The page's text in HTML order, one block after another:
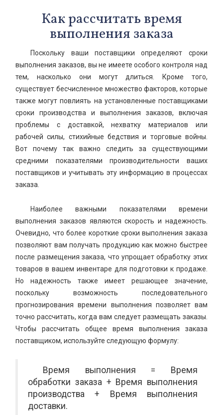
Как рассчитать время
выполнения заказа
Поскольку ваши поставщики определяют сроки
выполнения заказов, вы не имеете особого контроля над
тем, насколько они могут длиться. Кроме того,
существует бесчисленное множество факторов, которые
также могут повлиять на установленные поставщиками
сроки производства и выполнения заказов, включая
проблемы с доставкой, нехватку материалов или
рабочей силы, стихийные бедствия и торговые войны.
Вот почему так важно следить за существующими
средними показателями производительности ваших
поставщиков и учитывать эту информацию в процессах
заказа.
Наиболее важными показателями времени
выполнения заказов являются скорость и надежность.
Очевидно, что более короткие сроки выполнения заказа
позволяют вам получать продукцию как можно быстрее
после размещения заказа, что упрощает обработку этих
товаров в вашем инвентаре для подготовки к продаже.
Но надежность также имеет решающее значение,
поскольку возможность последовательного
прогнозирования времени выполнения позволяет вам
точно рассчитать, когда вам следует размещать заказы.
Чтобы рассчитать общее время выполнения заказа
поставщиком, используйте следующую формулу:
Время выполнения = Время
обработки заказа + Время выполнения
производства + Время выполнения
доставки.